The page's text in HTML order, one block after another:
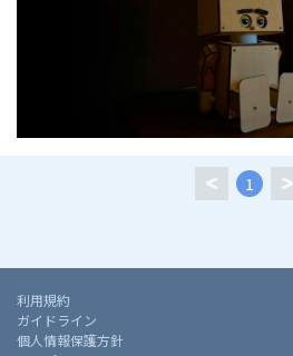
1
利用規約
ガイドライン
個人情報保護方針